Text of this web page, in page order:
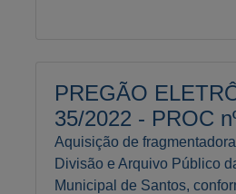
PREGÃO
35/2022 - PROC
Aquisição de
Divisão e Arquivo Público
Municipal de Santos,